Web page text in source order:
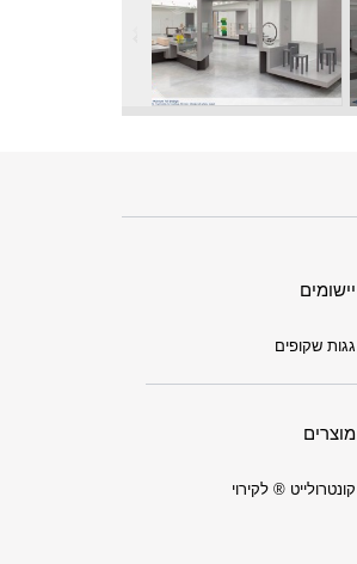
יישומים
גגות שקופים
מוצרים
קונטרולייט ® לקירוי